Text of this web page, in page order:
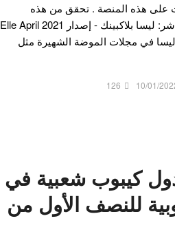
على هذه المنصة . تحقق من هذه
القائمة ! المركز العاشر: ليسا بلاكبينك - إصدار Elle April 2021
في مجلات الموضة الشهيرة مثل
10/01/
126
50 ايدول كيبوب شعبية في
للنصف الأول من